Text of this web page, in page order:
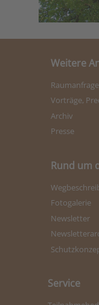
Weitere
Vorträge,
Archiv
Presse
Rund um
Fotogalerie
Newsletter
Service